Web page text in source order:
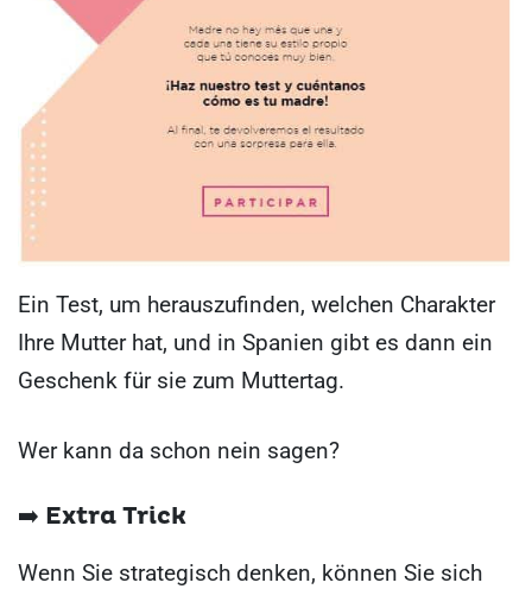
Ein Test, um herauszufinden, welchen Charakter
Ihre Mutter hat, und in Spanien gibt es dann ein
Geschenk für sie zum Muttertag.
Wer kann da schon nein sagen?
➡️ Extra Trick
Wenn Sie strategisch denken, können Sie sich